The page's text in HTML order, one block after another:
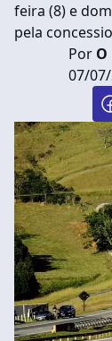
feira (8) e
pela
Por
07/